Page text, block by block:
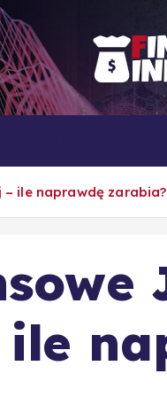
To i owo o
ile naprawdę zarabia?